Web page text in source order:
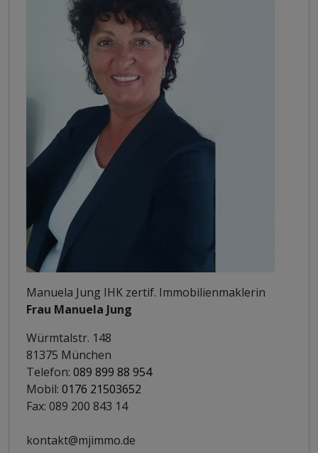
Manuela Jung IHK zertif. Immobilienmaklerin
Frau Manuela Jung
Würmtalstr. 148
81375 München
Telefon: 089 899 88 954
Mobil: 0176 21503652
Fax: 089 200 843 14
kontakt@mjimmo.de